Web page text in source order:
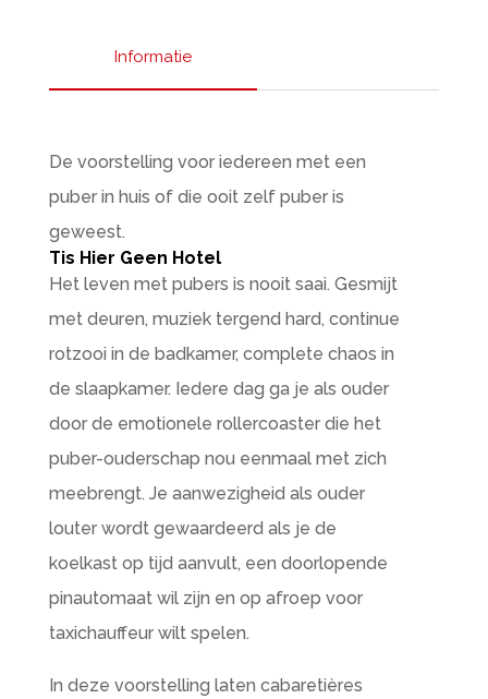
Informatie
De voorstelling voor iedereen met een
puber in huis of die ooit zelf puber is
geweest.
Tis Hier Geen Hotel
Het leven met pubers is nooit saai. Gesmijt
met deuren, muziek tergend hard, continue
rotzooi in de badkamer, complete chaos in
de slaapkamer. Iedere dag ga je als ouder
door de emotionele rollercoaster die het
puber-ouderschap nou eenmaal met zich
meebrengt. Je aanwezigheid als ouder
louter wordt gewaardeerd als je de
koelkast op tijd aanvult, een doorlopende
pinautomaat wil zijn en op afroep voor
taxichauffeur wilt spelen.
In deze voorstelling laten cabaretières